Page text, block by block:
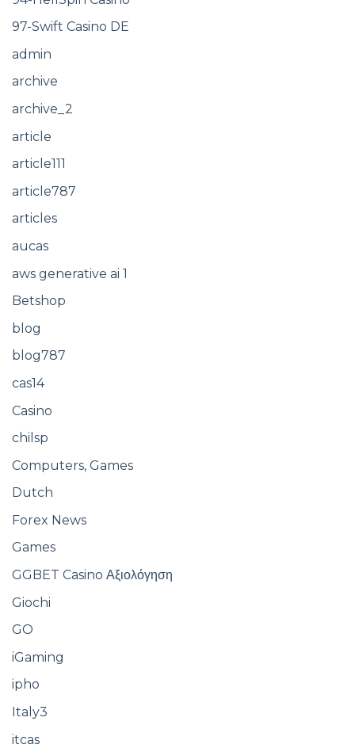
97-Swift Casino DE
admin
archive
archive_2
article
article111
article787
articles
aucas
aws generative ai 1
Betshop
blog
blog787
cas14
Casino
chilsp
Computers, Games
Dutch
Forex News
Games
GGBET Casino Αξιολόγηση
Giochi
GO
iGaming
ipho
Italy3
itcas